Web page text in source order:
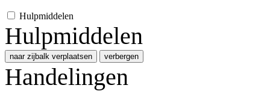
Hulpmiddelen
Hulpmiddelen
naar zijbalk verplaatsen verbergen
Handelingen